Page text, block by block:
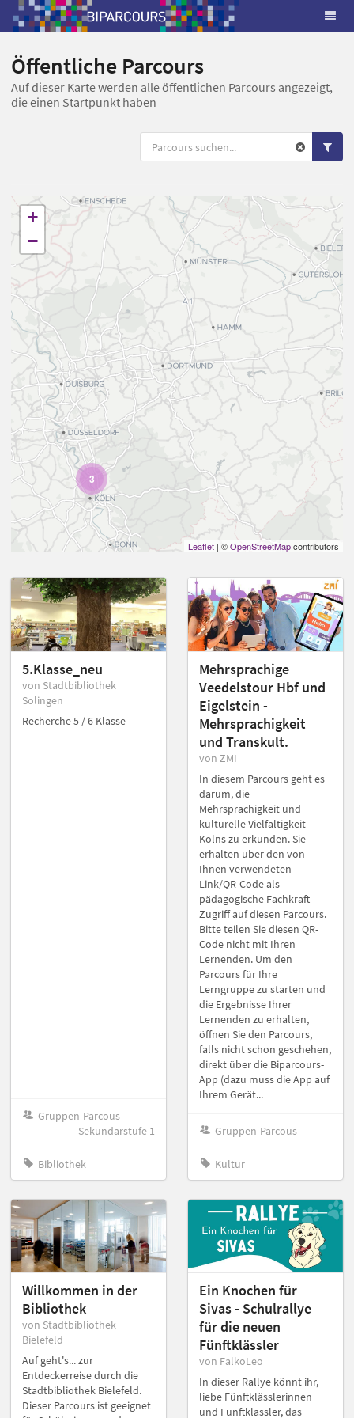
Öffentliche Parcours
Auf dieser Karte werden alle öffentlichen Parcours angezeigt,
die einen Startpunkt haben
3
+
−
Leaflet | ©OpenStreetMapcontributors
5.Klasse_neu
von Stadtbibliothek
Solingen
Recherche 5 / 6 Klasse
Gruppen-Parcous
Sekundarstufe 1
Bibliothek
Mehrsprachige
Veedelstour Hbf und
Eigelstein -
Mehrsprachigkeit
und Transkult.
von ZMI
In diesem Parcours geht es
darum, die
Mehrsprachigkeit und
kulturelle Vielfältigkeit
Kölns zu erkunden. Sie
erhalten über den von
Ihnen verwendeten
Link/QR-Code als
pädagogische Fachkraft
Zugriff auf diesen Parcours.
Bitte teilen Sie diesen QR-
Code nicht mit Ihren
Lernenden. Um den
Parcours für Ihre
Lerngruppe zu starten und
die Ergebnisse Ihrer
Lernenden zu erhalten,
öffnen Sie den Parcours,
falls nicht schon geschehen,
direkt über die Biparcours-
App (dazu muss die App auf
Ihrem Gerät...
Gruppen-Parcous
Kultur
Willkommen in der
Bibliothek
von Stadtbibliothek
Bielefeld
Auf geht's... zur
Entdeckerreise durch die
Stadtbibliothek Bielefeld.
Dieser Parcours ist geeignet
Ein Knochen für
Sivas - Schulrallye
für die neuen
Fünftklässler
von FalkoLeo
In dieser Rallye könnt ihr,
liebe Fünftklässlerinnen
und Fünftklässler, das